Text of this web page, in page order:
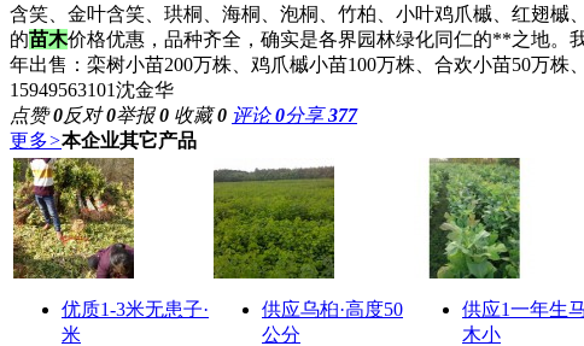
含笑、金叶含笑、珙桐、海桐、泡桐、竹柏、小叶鸡爪槭、红翅
的苗木价格优惠，品种齐全，确实是各界园林绿化同仁的**之地。
年出售：栾树小苗200万株、鸡爪槭小苗100万株、合欢小苗50万
15949563101沈金华
点赞0反对0举报0 收藏0 评论0分享377
更多>本企业其它产品
优质1-3米无患子·
米
供应乌桕·高度50
公分
供应1一年生
木小